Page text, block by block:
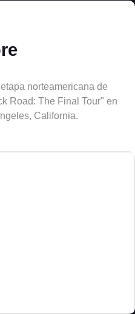
norteamericana de
Road: The Final Tour" en
California.